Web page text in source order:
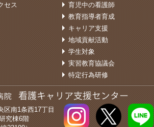
ーレベル別研修プログラム「看護研究
のみでアクセス可能です）
人看護職員研修「糖尿病の薬物療法と看
資料を公開しました（院内のみでアクセス可
センターりぽーと」更新しました
ーレベル別研修プログラム「看護研究
のみでアクセス可能です）
ーレベル別研修プログラム「看護倫理
セス
育児中の看護師
教育指導者育成
キャリア支援
地域貢献活動
学生対象
実習教育協議会
特定行為研修
南1条西17丁目
究棟6階